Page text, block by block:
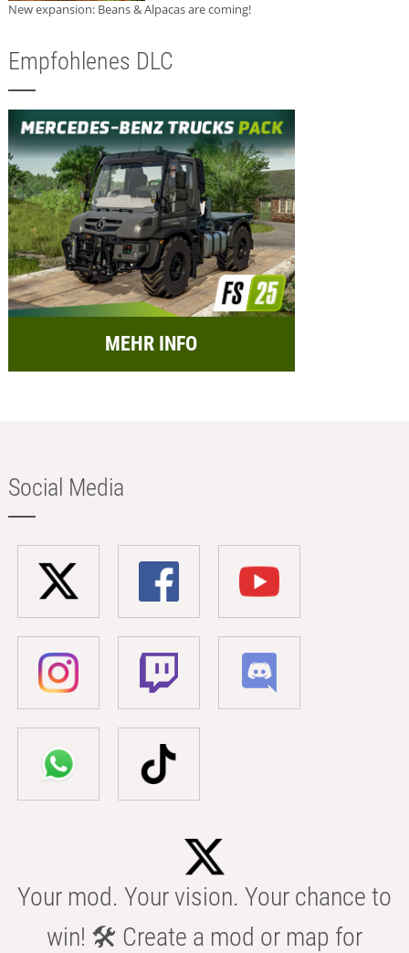
New expansion: Beans & Alpacas are coming!
Empfohlenes DLC
MEHR INFO
Social Media
Your mod. Your vision. Your chance to
win! 🛠️ Create a mod or map for